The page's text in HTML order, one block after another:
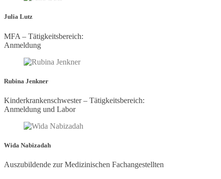
Julia Lutz
MFA – Tätigkeitsbereich:
Anmeldung
Rubina Jenkner
Kinderkrankenschwester – Tätigkeitsbereich:
Anmeldung und Labor
Wida Nabizadah
Auszubildende zur Medizinischen Fachangestellten